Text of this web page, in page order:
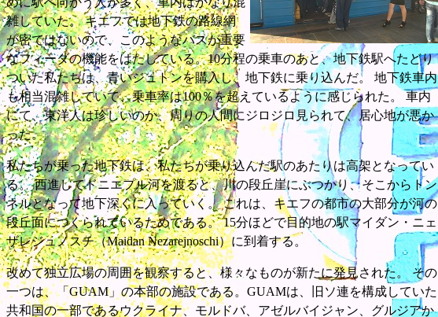
雑していた。 キエフでは地下鉄の路線網
が密ではないので、このようなバスが重要
なフィーダの機能をはたしている。10分程の乗車のあと、地下鉄駅へたどり
ついた私たちは、青いジュトンを購入し、地下鉄に乗り込んだ。 地下鉄車内
も相当混雑していて、乗車率は100％を超えているように感じられた。 車内
にて、東洋人は珍しいのか、周りの人間にジロジロ見られて、居心地が悪か
った。
私たちが乗った地下鉄は、私たちが乗り込んだ駅のあたりは高架となってい
る。 西進してドニエプル河を渡ると、川の段丘崖にぶつかり、そこからトン
ネルとなって地下深くに入っていく。 これは、キエフの都市の大部分が河の
段丘面につくられているためである。 15分ほどで目的地の駅マイダン・ニェ
ザレジュノスチ（Maidan Nezarejnoschi）に到着する。
改めて独立広場の周囲を観察すると、様々なものが新たに発見された。 その
一つは、「GUAM」の本部の施設である。GUAMは、旧ソ連を構成していた
共和国の一部であるウクライナ、モルドバ、アゼルバイジャン、グルジアか